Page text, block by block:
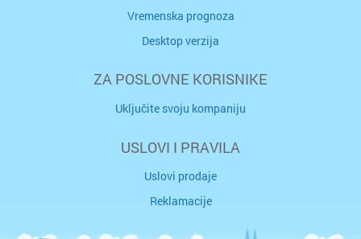
Vremenska prognoza
Desktop verzija
ZA POSLOVNE KORISNIKE
Uključite svoju kompaniju
USLOVI I PRAVILA
Uslovi prodaje
Reklamacije